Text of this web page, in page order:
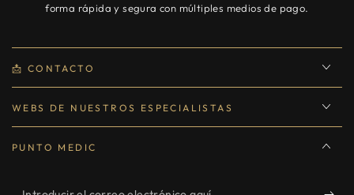
forma rápida y segura con múltiples medios de pago.
📩 CONTACTO
WEBS DE NUESTROS ESPECIALISTAS
PUNTO MEDIC
Introducir